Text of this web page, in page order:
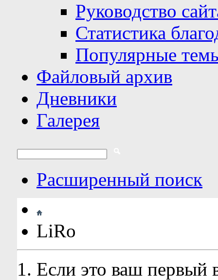
Руководство
Статистика
Популярные
Файловый архив
Дневники
Галерея
Расширенный поиск
LiRo
Если это ваш первый